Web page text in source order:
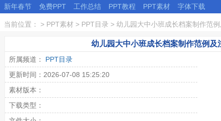
新年春节 免费PPT 工作总结 PPT教程 PPT素材
字体下载
当前位置：
> PPT素材 > PPT目录 > 幼儿园大中小班成长档案制作范
幼儿园大中小班成长档案制作范例及
所属频道：
PPT目录
更新时间：2026-07-08 15:25:20
素材版本：
下载类型：